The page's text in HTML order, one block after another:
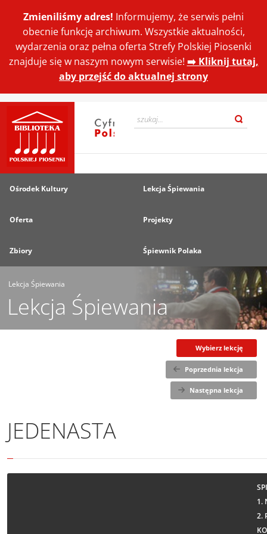
Zmieniliśmy adres! Informujemy, że serwis pełni
obecnie funkcję archiwum. Wszystkie aktualności,
wydarzenia oraz pełna oferta Strefy Polskiej Piosenki
znajduje się w naszym nowym serwisie! ➡️ Kliknij tutaj,
aby przejść do aktualnej strony
Ośrodek Kultury Lekcja Śpiewania
Oferta Projekty
Zbiory Śpiewnik Polaka
Lekcja Śpiewania
Lekcja Śpiewania
Wybierz lekcję
Poprzednia lekcja
Następna lekcja
JEDENASTA
1.
2.